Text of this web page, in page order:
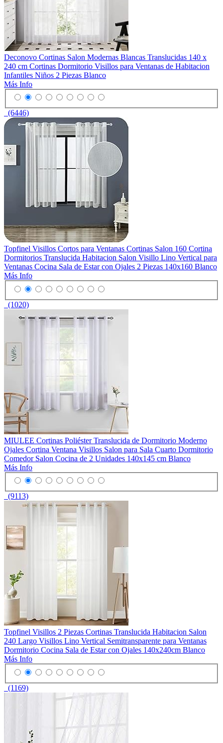
Deconovo Cortinas Salon Modernas Blancas Translucidas 140 x
240 cm Cortinas Dormitorio Visillos para Ventanas de Habitacion
Infantiles Niños 2 Piezas Blanco
Más Info
(6446)
Topfinel Visillos Cortos para Ventanas Cortinas Salon 160 Cortina
Dormitorios Translucida Habitacion Salon Visillo Lino Vertical para
Ventanas Cocina Sala de Estar con Ojales 2 Piezas 140x160 Blanco
Más Info
(1020)
MIULEE Cortinas Poliéster Translucida de Dormitorio Moderno
Ojales Cortina Ventana Visillos Salon para Sala Cuarto Dormitorio
Comedor Salon Cocina de 2 Unidades 140x145 cm Blanco
Más Info
(9113)
Topfinel Visillos 2 Piezas Cortinas Translucida Habitacion Salon
240 Largo Visillos Lino Vertical Semitransparente para Ventanas
Dormitorio Cocina Sala de Estar con Ojales 140x240cm Blanco
Más Info
(1169)